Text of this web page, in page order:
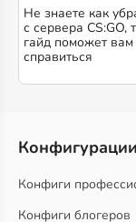
Не знаете как
с сервера CS:GO,
гайд поможет вам
справиться
Конфигурации
Конфиги
Конфиги блогеров